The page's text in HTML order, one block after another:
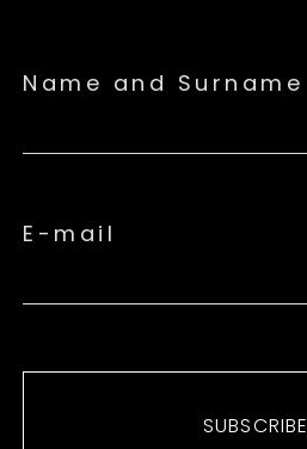
Name and Surname
E-mail
SUBSCRIBE